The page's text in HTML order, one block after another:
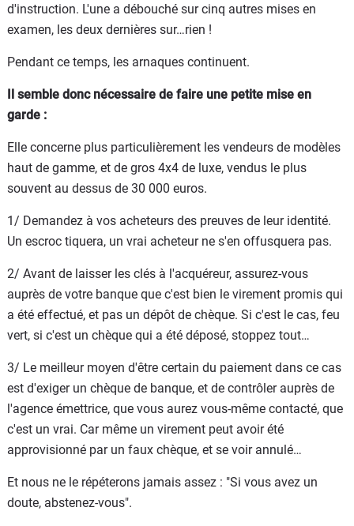
d'instruction. L'une a débouché sur cinq autres mises en
examen, les deux dernières sur…rien !
Pendant ce temps, les arnaques continuent.
Il semble donc nécessaire de faire une petite mise en
garde :
Elle concerne plus particulièrement les vendeurs de modèles
haut de gamme, et de gros 4x4 de luxe, vendus le plus
souvent au dessus de 30 000 euros.
1/ Demandez à vos acheteurs des preuves de leur identité.
Un escroc tiquera, un vrai acheteur ne s'en offusquera pas.
2/ Avant de laisser les clés à l'acquéreur, assurez-vous
auprès de votre banque que c'est bien le virement promis qui
a été effectué, et pas un dépôt de chèque. Si c'est le cas, feu
vert, si c'est un chèque qui a été déposé, stoppez tout…
3/ Le meilleur moyen d'être certain du paiement dans ce cas
est d'exiger un chèque de banque, et de contrôler auprès de
l'agence émettrice, que vous aurez vous-même contacté, que
c'est un vrai. Car même un virement peut avoir été
approvisionné par un faux chèque, et se voir annulé…
Et nous ne le répéterons jamais assez : "Si vous avez un
doute, abstenez-vous".